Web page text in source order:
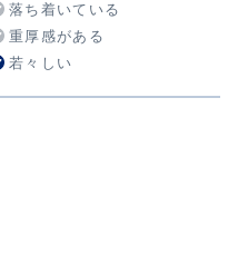
落ち着いている
重厚感がある
若々しい